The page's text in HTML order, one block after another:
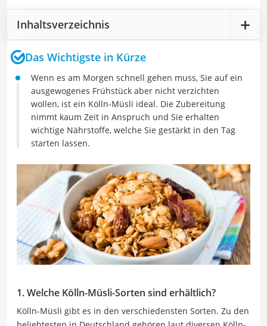
Inhaltsverzeichnis
Das Wichtigste in Kürze
Wenn es am Morgen schnell gehen muss, Sie auf ein
ausgewogenes Frühstück aber nicht verzichten
wollen, ist ein Kölln-Müsli ideal. Die Zubereitung
nimmt kaum Zeit in Anspruch und Sie erhalten
wichtige Nährstoffe, welche Sie gestärkt in den Tag
starten lassen.
1. Welche Kölln-Müsli-Sorten sind erhältlich?
Kölln-Müsli gibt es in den verschiedensten Sorten. Zu den